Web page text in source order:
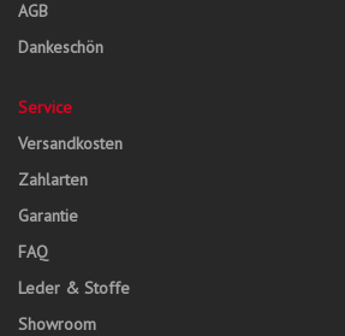
AGB
Dankeschön
Service
Versandkosten
Zahlarten
Garantie
FAQ
Leder & Stoffe
Showroom